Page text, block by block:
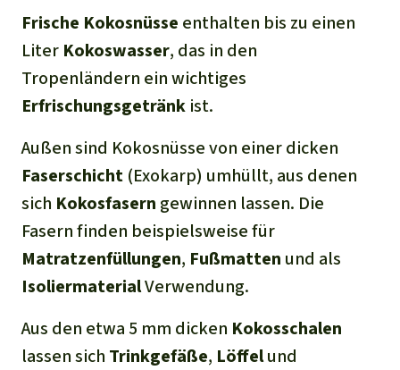
Frische Kokosnüsse enthalten bis zu einen
Liter Kokoswasser, das in den
Tropenländern ein wichtiges
Erfrischungsgetränk ist.
Außen sind Kokosnüsse von einer dicken
Faserschicht (Exokarp) umhüllt, aus denen
sich Kokosfasern gewinnen lassen. Die
Fasern finden beispielsweise für
Matratzenfüllungen, Fußmatten und als
IsoliermaterialVerwendung.
Aus den etwa 5 mm dicken Kokosschalen
lassen sich Trinkgefäße, Löffelund